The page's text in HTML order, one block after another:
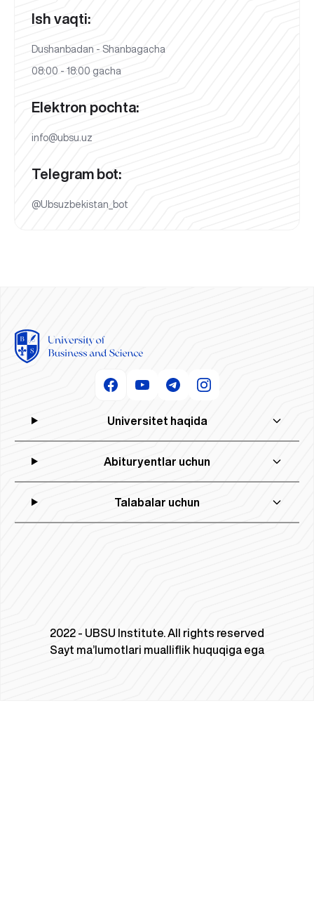
Ish vaqti:
Dushanbadan - Shanbagacha
08:00 - 18:00 gacha
Elektron pochta:
info@ubsu.uz
Telegram bot:
@Ubsuzbekistan_bot
Universitet haqida
Abituryentlar uchun
Talabalar uchun
2022 - UBSU Institute. All rights reserved
Sayt ma’lumotlari mualliflik huquqiga ega